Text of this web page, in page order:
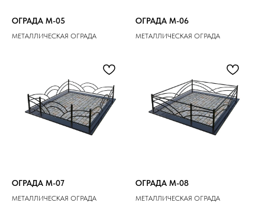
ОГРАДА M-05
МЕТАЛЛИЧЕСКАЯ ОГРАДА
ОГРАДА M-06
МЕТАЛЛИЧЕСКАЯ ОГРАДА
ОГРАДА M-07
МЕТАЛЛИЧЕСКАЯ ОГРАДА
ОГРАДА M-08
МЕТАЛЛИЧЕСКАЯ ОГРАДА